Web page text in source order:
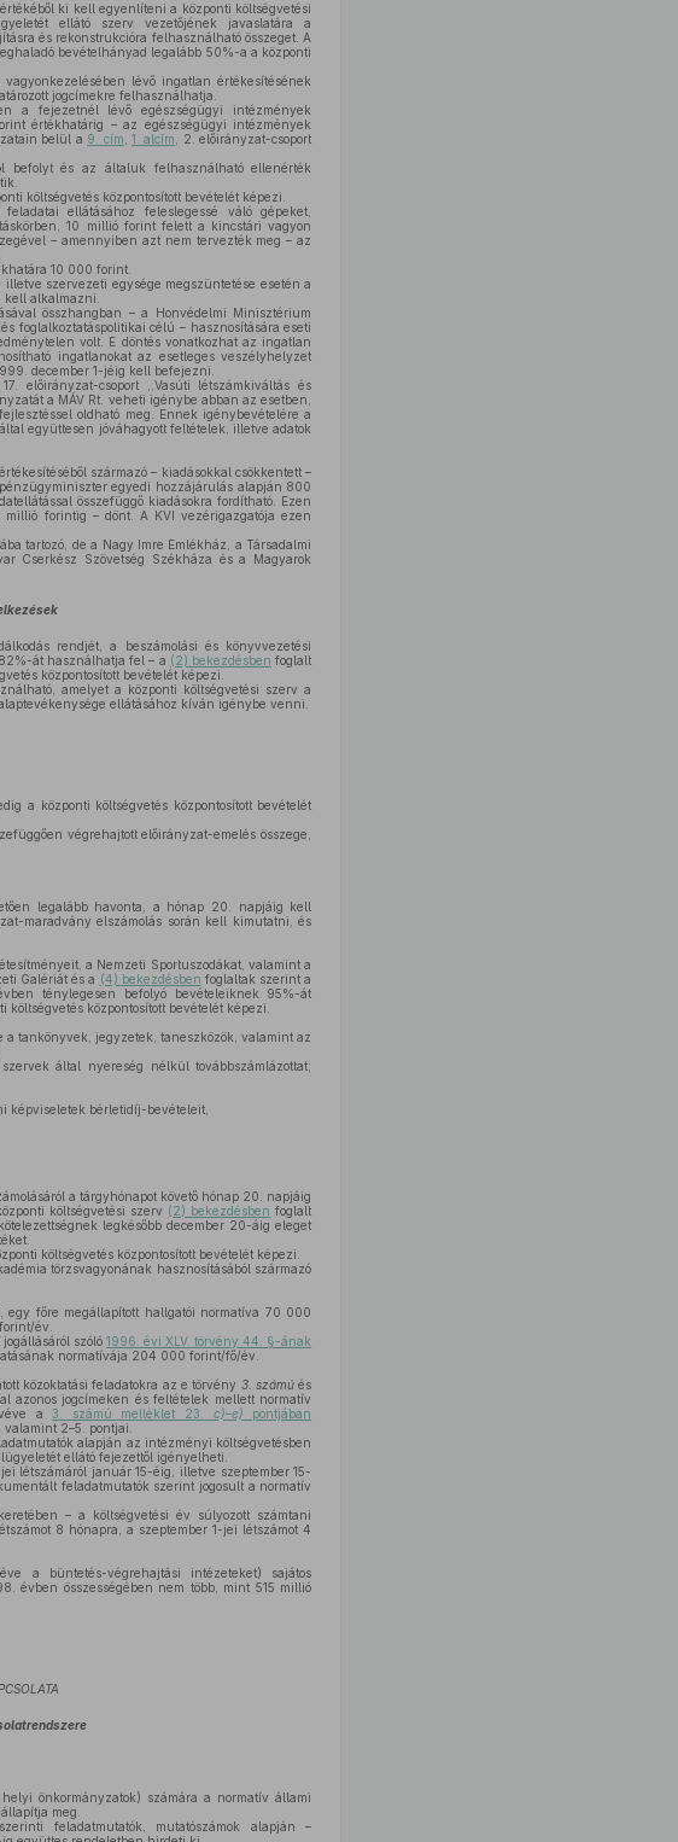
ki kell egyenlíteni a központi költségvetési
ellátó szerv vezetőjének javaslatára a
és rekonstrukcióra felhasználható összeget. A
bevételhányad legalább 50%-a a központi
lévő ingatlan értékesítésének
jogcímekre felhasználhatja.
a fejezetnél lévő egészségügyi intézmények
értékhatárig – az egészségügyi intézmények
belül a 9. cím ,1. alcím
, 2. előirányzat-csoport
befolyt és az általuk felhasználható ellenérték
költségvetés központosított bevételét képezi.
ellátásához feleslegessé váló gépeket,
10 millió forint felett a kincstári vagyon
– amennyiben azt nem tervezték meg – az
10 000 forint.
szervezeti egysége megszüntetése esetén a
alkalmazni.
összhangban – a Honvédelmi Minisztérium
foglalkoztatáspolitikai célú – hasznosítására eseti
volt. E döntés vonatkozhat az ingatlan
ingatlanokat az esetleges veszélyhelyzet
december 1-jéig kell befejezni.
, 17. előirányzat-csoport ,,Vasúti létszámkiváltás és
a MÁV Rt. veheti igénybe abban az esetben,
oldható meg. Ennek igénybevételére a
együttesen jóváhagyott feltételek, illetve adatok
származó – kiadásokkal csökkentett –
egyedi hozzájárulás alapján 800
összefüggő kiadásokra fordítható. Ezen
forintig – dönt. A KVI vezérigazgatója ezen
tartozó, de a Nagy Imre Emlékház, a Társadalmi
Cserkész Szövetség Székháza és a Magyarok
rendjét, a beszámolási és könyvvezetési
át használhatja fel – a (2) bekezdésben foglalt
központosított bevételét képezi.
amelyet a központi költségvetési szerv a
ellátásához kíván igénybe venni.
a központi költségvetés központosított bevételét
végrehajtott előirányzat-emelés összege,
legalább havonta, a hónap 20. napjáig kell
maradvány elszámolás során kell kimutatni, és
a Nemzeti Sportuszodákat, valamint a
Galériát és a (4) bekezdésben foglaltak szerint a
ténylegesen befolyó bevételeiknek 95%-át
központosított bevételét képezi.
tankönyvek, jegyzetek, taneszközök, valamint az
által nyereség nélkül továbbszámlázottat;
képviseletek bérletidíj-bevételeit,
a tárgyhónapot követő hónap 20. napjáig
költségvetési szerv (2) bekezdésben foglalt
legkésőbb december 20-áig eleget
költségvetés központosított bevételét képezi.
törzsvagyonának hasznosításából származó
egy főre megállapított hallgatói normatíva 70 000
év.
szóló 1996. évi XLV. törvény 44. §-ának
normatívája 204 000 forint/fő/év.
közoktatási feladatokra az e törvény 3. számúés
azonos jogcímeken és feltételek mellett normatív
a3. számú melléklet 23. c)–e) pontjában
valamint 2–5. pontjai.
alapján az intézményi költségvetésben
ellátó fejezettől igényelheti.
létszámáról január 15-éig, illetve szeptember 15-
feladatmutatók szerint jogosult a normatív
– a költségvetési év súlyozott számtani
8 hónapra, a szeptember 1-jei létszámot 4
a büntetés-végrehajtási intézeteket) sajátos
évben összességében nem több, mint 515 millió
önkormányzatok) számára a normatív állami
meg.
feladatmutatók, mutatószámok alapján –